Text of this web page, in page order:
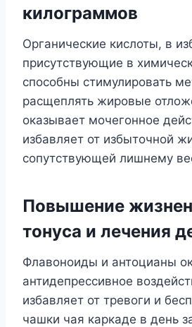
килограммов
Органические кислоты, в
присутствующие в
способны стимулировать
расщеплять жировые
оказывает мочегонное
избавляет от избыточной
сопутствующей лишнему
Повышение
тонуса и лечения
Флавоноиды и антоцианы
антидепрессивное
избавляет от тревоги и
чашки чая каркаде в день